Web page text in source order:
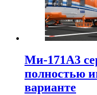
Ми-171А3
полностью
варианте